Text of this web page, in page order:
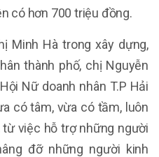
có hơn 700 triệu đồng.
Minh Hà trong xây dựng,
thành phố, chị Nguyễn
Nữ doanh nhân T.P Hải
có tâm, vừa có tầm, luôn
việc hỗ trợ những người
đỡ những người kinh